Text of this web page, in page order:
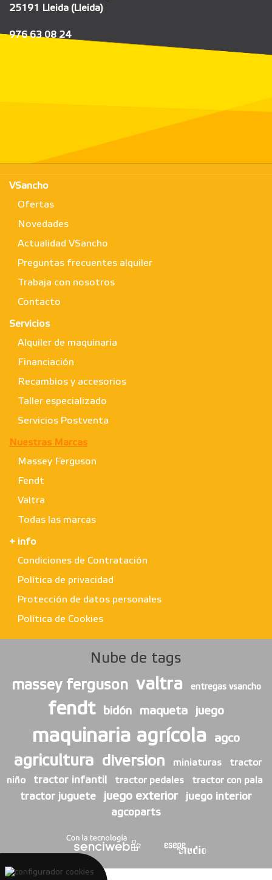
25191 Lleida (Lleida)
976 63 08 24
VSancho
Ofertas
Novedades
Actualidad VSancho
Preguntas frecuentes alquiler
Trabaja con nosotros
Contacto
Servicios
Alquiler de maquinaria
Financiación
Recambios y accesorios
Taller especializado
Servicios Postventa
Nuestras Marcas
Massey Ferguson
Fendt
Valtra
Todas las marcas
+ info
Condiciones de Contratación
Política de privacidad
Protección de datos personales
Política de Cookies
Nube de tags
massey ferguson
valtra entregas vsancho
fendt bidón maqueta juego
maquinaria agrícola agco
agricultura diversion miniaturas tractor
niño tractor infantil tractor pedales tractor con pala
tractor juguete juego exterior
juego interior
agcoparts